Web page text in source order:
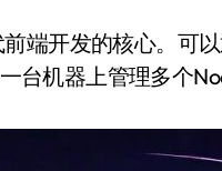
端开发的核心。可
台机器上管理多个